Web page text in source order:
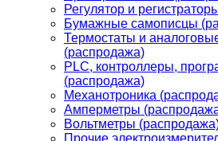
Регулятор и
Бумажные самописцы
Термостаты и
(распродажа)
PLС, контроллеры,
(распродажа)
Механотроника
Амперметры
Вольтметры
Прочие